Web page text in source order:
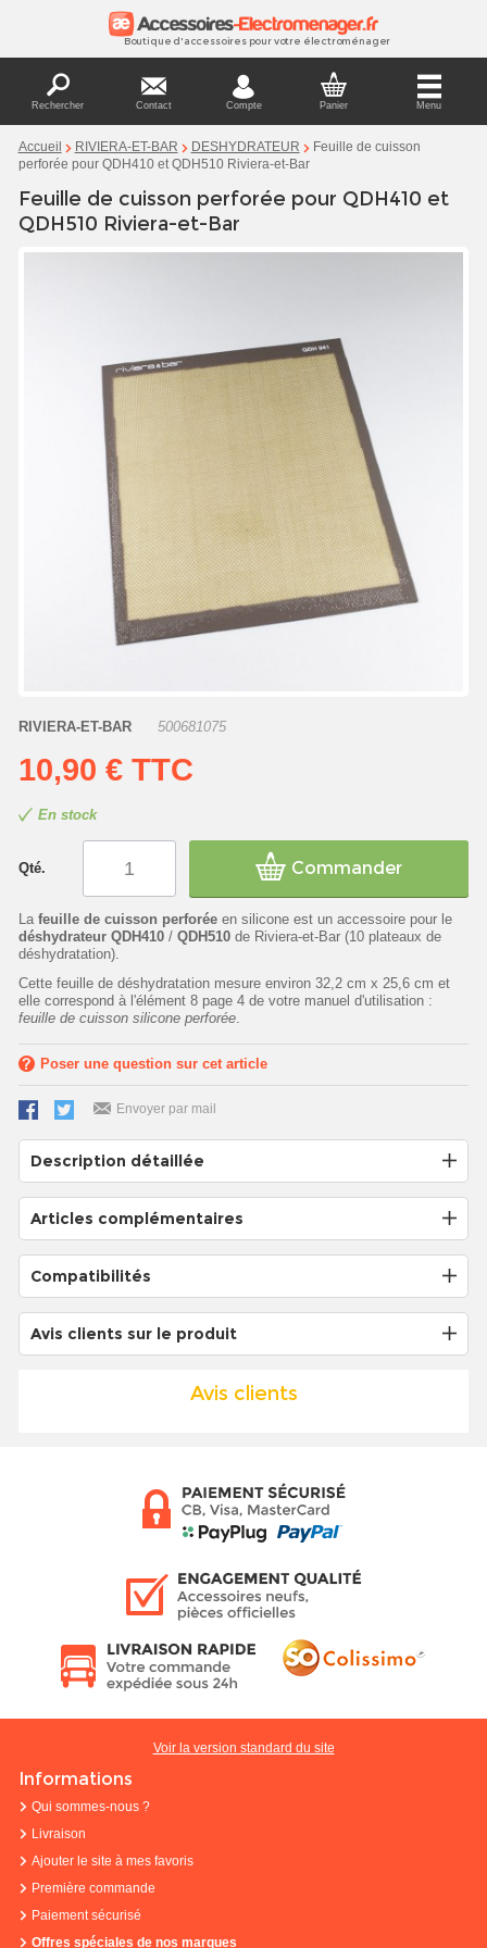
Boutique d'accessoires pour votre électroménager
Rechercher Contact Compte Panier Menu
Accueil RIVIERA-ET-BAR DESHYDRATEUR
Feuille de cuisson
perforée pour QDH410 et QDH510 Riviera-et-Bar
Feuille de cuisson perforée pour QDH410 et
QDH510 Riviera-et-Bar
RIVIERA-ET-BAR 500681075
10,90 € TTC
En stock
Qté. Commander
La feuille de cuisson perforéeen silicone est un accessoire pour le
déshydrateur QDH410/ QDH510de Riviera-et-Bar (10 plateaux de
déshydratation).
Cette feuille de déshydratation mesure environ 32,2 cm x 25,6 cm et
elle correspond à l'élément 8 page 4 de votre manuel d'utilisation :
feuille de cuisson silicone perforée.
Poser une question sur cet article
Envoyer par mail
Description détaillée
Articles complémentaires
Compatibilités
Avis clients sur le produit
Avis clients
Voir la version standard du site
Informations
Qui sommes-nous ?
Livraison
Ajouter le site à mes favoris
Première commande
Paiement sécurisé
Offres spéciales de nos marques